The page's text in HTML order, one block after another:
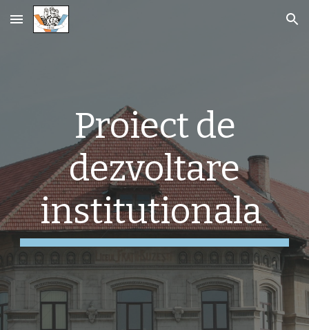
Skip to main content Skip to navigation
Proiect de
dezvoltare
institutionala